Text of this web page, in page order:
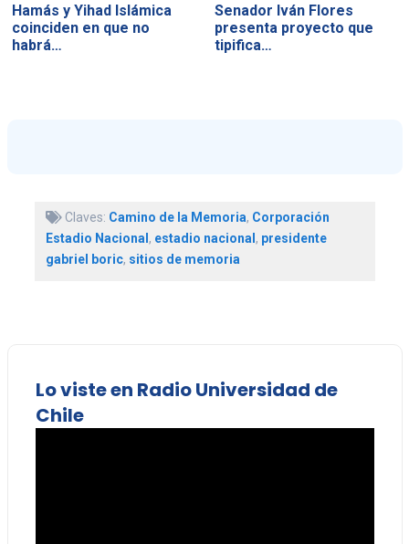
Hamás y Yihad Islámica
coinciden en que no
habrá…
Senador Iván Flores
presenta proyecto que
tipifica…
Claves: Camino de la Memoria, Corporación
Estadio Nacional , estadio nacional , presidente
gabriel boric, sitios de memoria
Lo viste en Radio Universidad de
Chile